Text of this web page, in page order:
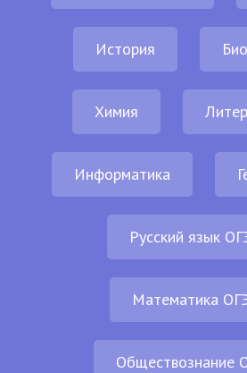
История
Химия
Информатика
Русский язык
Математика
Обществознание